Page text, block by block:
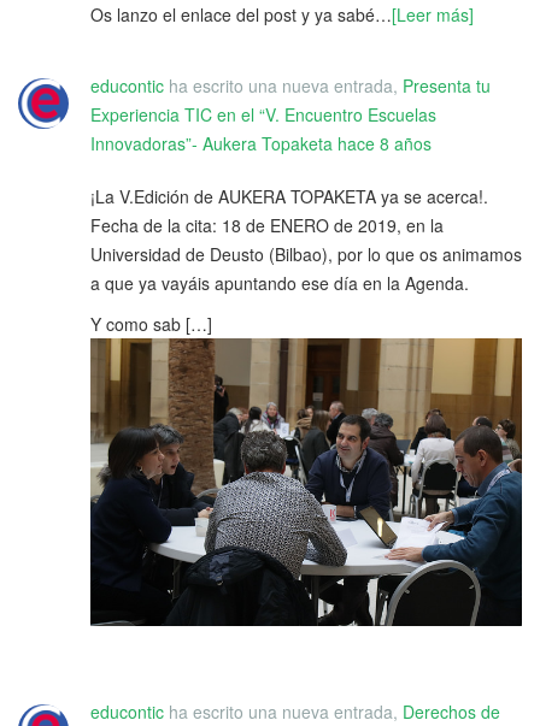
Os lanzo el enlace del post y ya sabé…[Leer más]
educontic ha escrito una nueva entrada, Presenta tu
Experiencia TIC en el “V. Encuentro Escuelas
Innovadoras”- Aukera Topaketa hace 8 años
¡La V.Edición de AUKERA TOPAKETA ya se acerca!.
Fecha de la cita: 18 de ENERO de 2019, en la
Universidad de Deusto (Bilbao), por lo que os animamos
a que ya vayáis apuntando ese día en la Agenda.
Y como sab […]
educontic ha escrito una nueva entrada, Derechos de